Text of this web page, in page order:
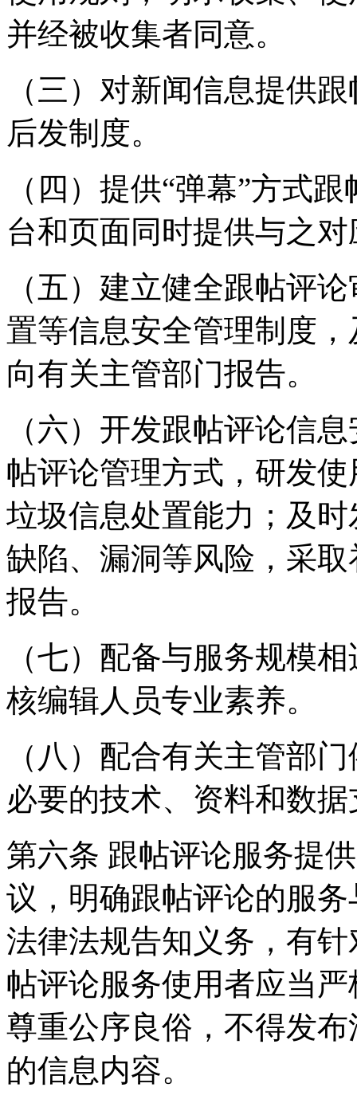
并经被收集者同意。
（三）对新闻信息提供
后发制度。
（四）提供“弹幕”方式
台和页面同时提供与之
（五）建立健全跟帖评
置等信息安全管理制度
向有关主管部门报告。
（六）开发跟帖评论信
帖评论管理方式，研发
垃圾信息处置能力；及
缺陷、漏洞等风险，采
报告。
（七）配备与服务规模
核编辑人员专业素养。
（八）配合有关主管部
必要的技术、资料和数
第六条 跟帖评论服务提
议，明确跟帖评论的服
法律法规告知义务，有
帖评论服务使用者应当
尊重公序良俗，不得发
的信息内容。